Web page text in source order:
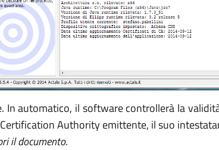
automatico, il software controllerà la
Authority emittente, il suo
il documento.